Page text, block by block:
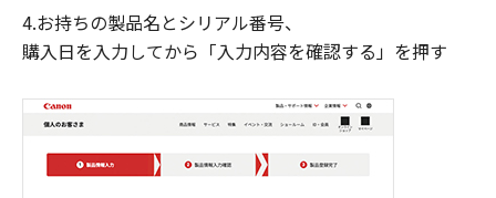
4.お持ちの製品名とシリアル番号、
購入日を入力してから「入力内容を確認する」を押す